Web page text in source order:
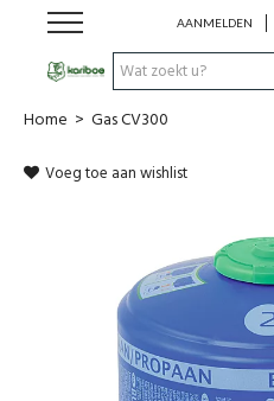
AANMELDEN
Cadeaubon
Rugzakken
Home > Gas CV300
Voeg toe aan wishlist